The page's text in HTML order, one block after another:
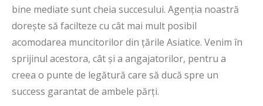
bine mediate sunt cheia succesului. Agenția noastră
dorește să facilteze cu cât mai mult posibil
acomodarea muncitorilor din țările Asiatice. Venim în
sprijinul acestora, cât și a angajatorilor, pentru a
creea o punte de legătură care să ducă spre un
success garantat de ambele părți.